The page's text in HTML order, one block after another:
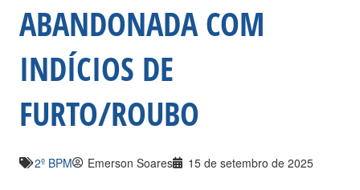
ABANDONADA COM
INDÍCIOS DE
FURTO/ROUBO
2º BPM Emerson Soares 15 de setembro de 2025